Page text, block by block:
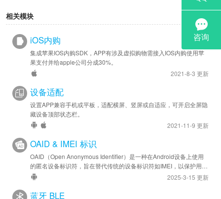
相关模块
iOS内购
集成苹果IOS内购SDK，APP有涉及虚拟购物需接入IOS内购使用苹
果支付并给apple公司分成30%。
2021-8-3 更新
设备适配
设置APP兼容手机或平板，适配横屏、竖屏或自适应，可开启全屏隐
藏设备顶部状态栏。
2021-11-9 更新
OAID & IMEI 标识
OAID（Open Anonymous Identifier）是一种在Android设备上使用
的匿名设备标识符，旨在替代传统的设备标识符如IMEI，以保护用户
隐私。
2025-3-15 更新
蓝牙 BLE